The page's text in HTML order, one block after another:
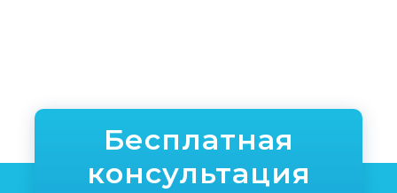
Бесплатная
консультация